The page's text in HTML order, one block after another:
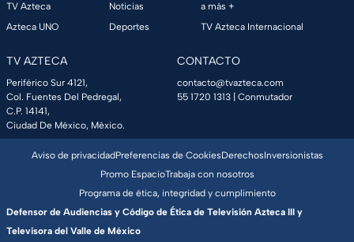
TV Azteca
Azteca UNO
Noticias
Deportes
a más +
TV Azteca Internacional
TV AZTECA
Periférico Sur 4121,
Col. Fuentes Del Pedregal,
C.P. 14141,
Ciudad De México, México.
CONTACTO
contacto@tvazteca.com
55 1720 1313 | Conmutador
Aviso de privacidadPreferencias de CookiesDerechosInversionistas
Promo EspacioTrabaja con nosotros
Programa de ética, integridad y cumplimiento
Defensor de Audiencias y Código de Ética de Televisión Azteca III y
Televisora del Valle de México